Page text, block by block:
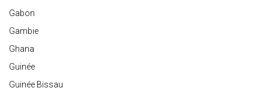
Gabon
Gambie
Ghana
Guinée
Guinée Bissau